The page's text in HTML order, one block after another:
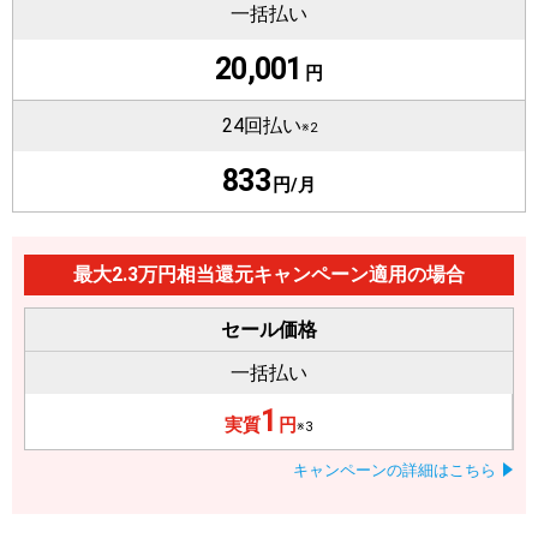
一括払い
20,001 円
24回払い※2
833 円/月
最大2.3万円相当還元キャンペーン適用の場合
セール価格
一括払い
実質1 円※3
キャンペーンの詳細はこちら